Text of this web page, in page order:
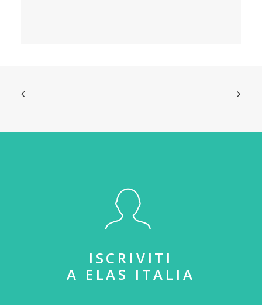
ISCRIVITI
A ELAS ITALIA